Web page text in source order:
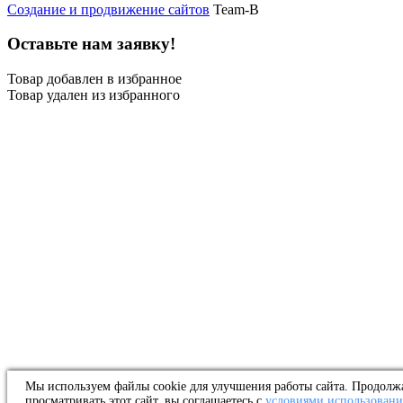
Создание и продвижение сайтов Team-B
Оставьте нам заявку!
Товар добавлен в избранное
Товар удален из избранного
Мы используем файлы cookie для улучшения работы сайта.